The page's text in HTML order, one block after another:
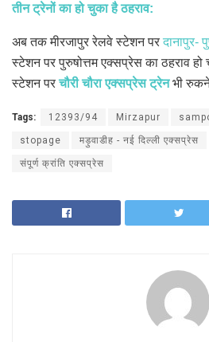
तीन ट्रेनों का हो चुका है ठहराव:
अब तक मीरजापुर रेलवे स्टेशन पर दानापुर-
स्टेशन पर पुरुषोत्तम एक्सप्रेस का ठहराव
स्टेशन परचौरी चौरा एक्सप्रेस ट्रेनभी
Tags: 12393/94 Mirzapur
stopage मड़ुवाडीह - नई दिल्ली एक्सप्रेस
संपूर्ण क्रांति एक्सप्रेस